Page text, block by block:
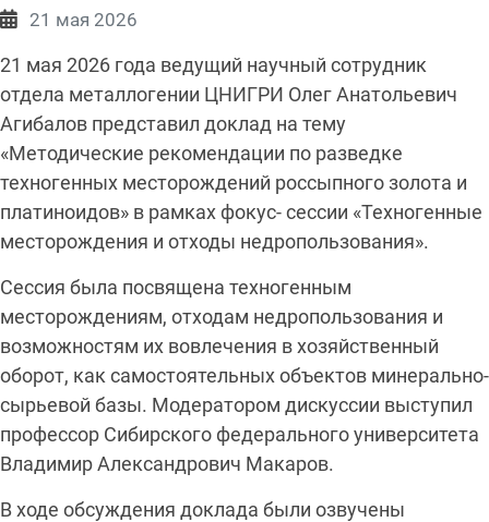
Информация о Странице
21 мая 2026
21 мая 2026 года ведущий научный сотрудник
отдела металлогении ЦНИГРИ Олег Анатольевич
Агибалов представил доклад на тему
«Методические рекомендации по разведке
техногенных месторождений россыпного золота и
платиноидов» в рамках фокус- сессии «Техногенные
месторождения и отходы недропользования».
Сессия была посвящена техногенным
месторождениям, отходам недропользования и
возможностям их вовлечения в хозяйственный
оборот, как самостоятельных объектов минерально-
сырьевой базы. Модератором дискуссии выступил
профессор Сибирского федерального университета
Владимир Александрович Макаров.
В ходе обсуждения доклада были озвучены